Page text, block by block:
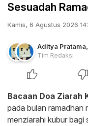
Sesuadah
Kamis, 6 Agustus 2026
Aditya Pratama
Tim Redaksi
Bacaan Doa Ziarah
pada bulan ramadhan
menziarahi kubur bagi